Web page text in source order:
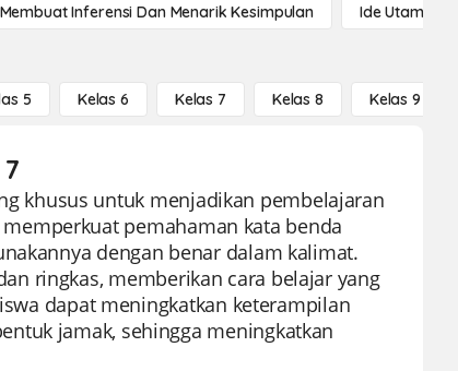
Membuat Inferensi Dan Menarik Kesimpulan Ide Utama
5 Kelas 6 Kelas 7 Kelas 8 Kelas 9
khusus untuk menjadikan pembelajaran
pemahaman kata benda
dengan benar dalam kalimat.
ringkas, memberikan cara belajar yang
dapat meningkatkan keterampilan
jamak, sehingga meningkatkan